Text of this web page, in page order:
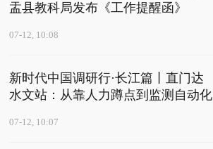
盂县教科局发布《工作提醒函》
07-12, 10:08
新时代中国调研行·长江篇丨直门达
水文站：从靠人力蹲点到监测自动化
07-12, 10:07